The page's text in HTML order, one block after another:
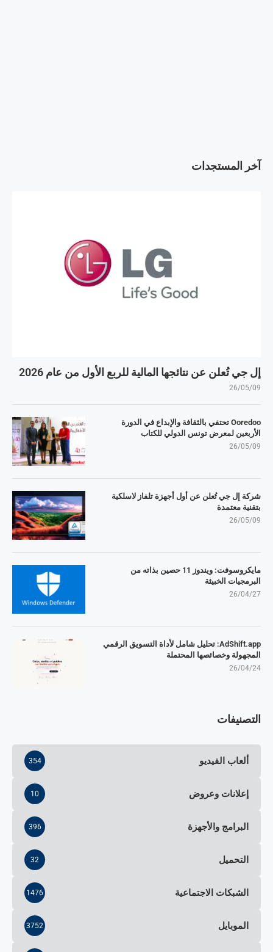
آخر المستجدات
إل جي تُعلن عن نتائجها المالية للربع الأول من عام 2026
26/05/09
Ooredoo تحتفي بالثقافة والإبداع في الدورة
الأربعين لمعرض تونس الدولي للكتاب
26/05/09
شركة إل جي تُعلن عن أول أجهزة تلفاز لاسلكية
بتقنية معتمدة
26/05/09
مايكروسوفت: ويندوز 11 حصين بذاته من
البرمجيات الخبيثة
26/04/27
AdShift.app: تحليل شامل لأداة التسويق الرقمي
المجهولة وخصائصها المحتملة
26/04/24
التصنيفات
ألعاب الفيديو 354
إعلانات وعروض 10
البرامج والأجهزة 396
التحميل 32
الشبكات الاجتماعية 1476
الموبايل 3752